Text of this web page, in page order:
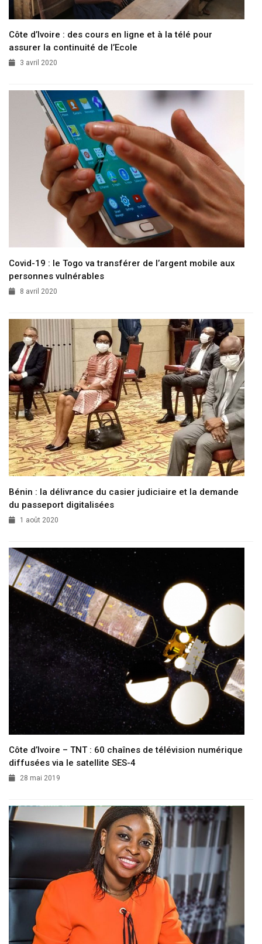
Côte d’Ivoire : des cours en ligne et à la télé pour
assurer la continuité de l’Ecole
3 avril 2020
Covid-19 : le Togo va transférer de l’argent mobile aux
personnes vulnérables
8 avril 2020
Bénin : la délivrance du casier judiciaire et la demande
du passeport digitalisées
1 août 2020
Côte d’Ivoire – TNT : 60 chaînes de télévision numérique
diffusées via le satellite SES-4
28 mai 2019